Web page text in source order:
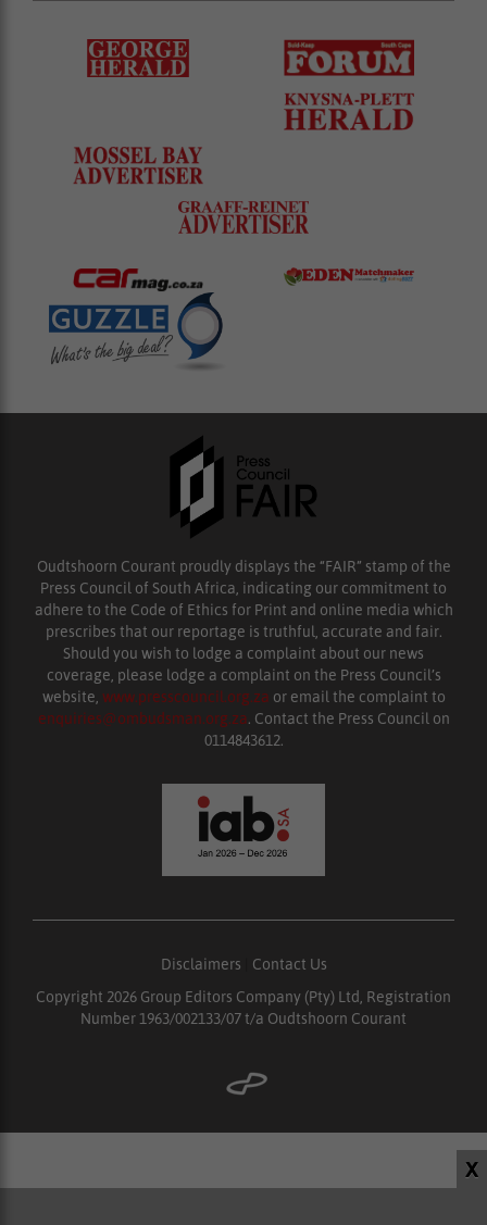
X
Oudtshoorn Courant proudly displays the “FAIR” stamp of the
Press Council of South Africa, indicating our commitment to
adhere to the Code of Ethics for Print and online media which
prescribes that our reportage is truthful, accurate and fair.
Should you wish to lodge a complaint about our news
coverage, please lodge a complaint on the Press Council’s
website, www.presscouncil.org.za or email the complaint to
enquiries@ombudsman.org.za. Contact the Press Council on
0114843612.
Disclaimers
Contact Us
Copyright 2026 Group Editors Company (Pty) Ltd, Registration
Number 1963/002133/07 t/a Oudtshoorn Courant